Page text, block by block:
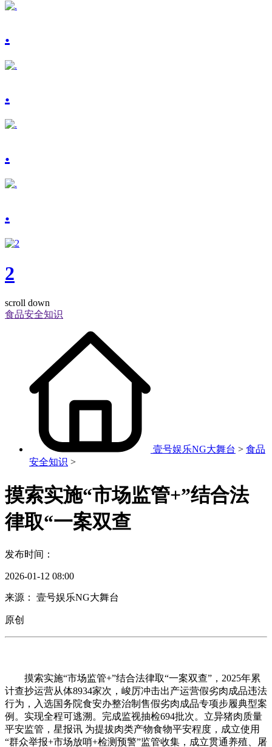
.
.
.
.
2
scroll down
食品安全知识
壹号娱乐NG大舞台 > 食品
安全知识 >
摸索实施“市场监管+”结合法
律取“一案双查
发布时间：
2026-01-12 08:00
来源： 壹号娱乐NG大舞台
原创
摸索实施“市场监管+”结合法律取“一案双查”，2025年累
计查抄运营从体8934家次，峻厉冲击出产运营假劣肉成品违法
行为，入选国务院食安办整治制售假劣肉成品专项步履典型案
例。实现全程可逃溯。完成监视抽检694批次。立异猪肉质量
平安监管，星报讯 为提拔肉类产物食物平安程度，成立使用
“群众举报+市场放哨+检测预警”监管收集，成立贯通养殖、屠